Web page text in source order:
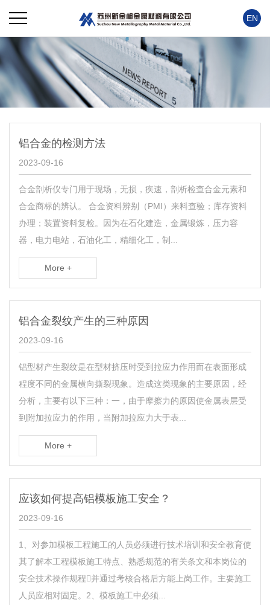
EN
铝合金的检测方法
2023-09-16
合金剖析仪专门用于现场，无损，疾速，剖析检查合金元素和
合金商标的辨认。 合金资料辨别（PMI）来料查验；库存资料
办理；装置资料复检。因为在石化建造，金属锻炼，压力容
器，电力电站，石油化工，精细化工，制...
More +
铝合金裂纹产生的三种原因
2023-09-16
铝型材产生裂纹是在型材挤压时受到拉应力作用而在表面形成
程度不同的金属横向撕裂现象。造成这类现象的主要原因，经
分析，主要有以下三种：一，由于摩擦力的原因使金属表层受
到附加拉应力的作用，当附加拉应力大于表...
More +
应该如何提高铝模板施工安全？
2023-09-16
1、对参加模板工程施工的人员必须进行技术培训和安全教育使
其了解本工程模板施工特点、熟悉规范的有关条文和本岗位的
安全技术操作规程并通过考核合格后方能上岗工作。主要施工
人员应相对固定。2、模板施工中必须...